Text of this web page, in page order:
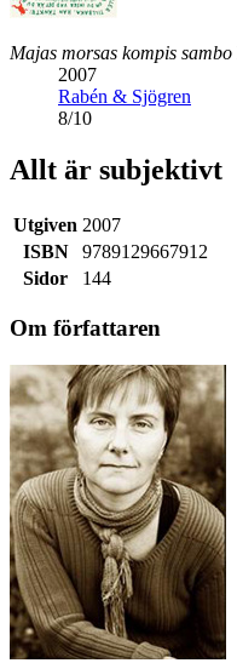
Majas morsas kompis sambo
2007
Rabén & Sjögren
8/10
Allt är subjektivt
Utgiven 2007
ISBN
9789129667912
Sidor
144
Om författaren